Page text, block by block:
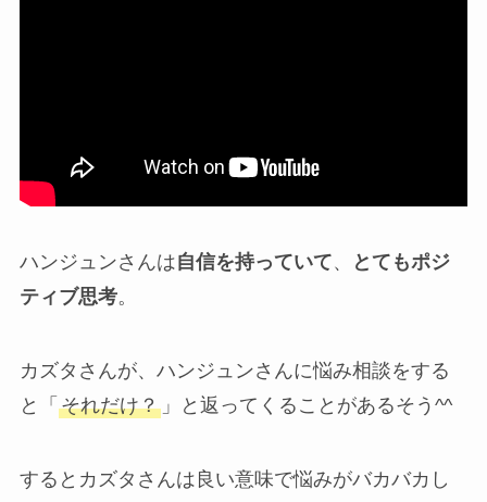
ハンジュンさんは自信を持っていて、
とてもポジ
ティブ思考。
カズタさんが、ハンジュンさんに悩み相談をする
と「 それだけ？」と返ってくることがあるそう^^
するとカズタさんは良い意味で悩みがバカバカし